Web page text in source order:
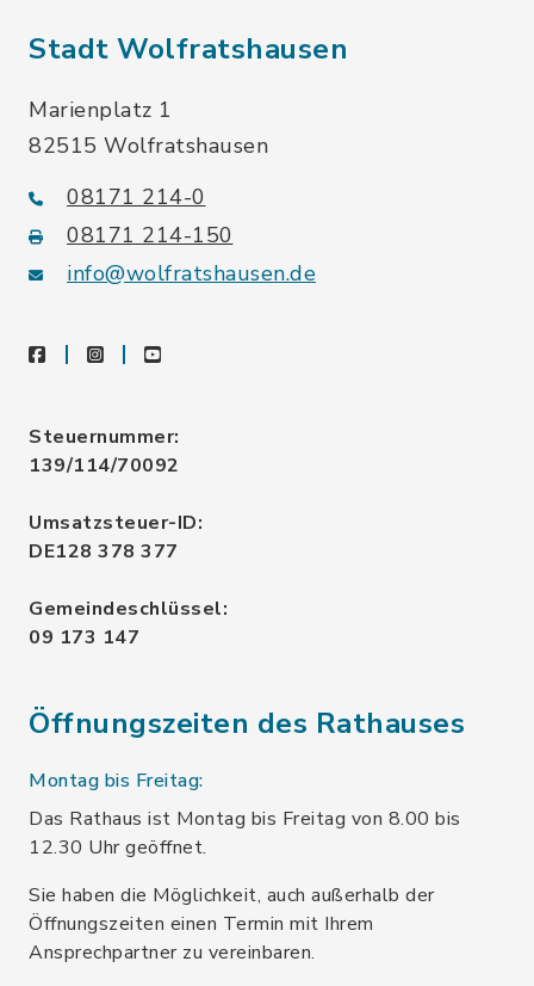
Stadt Wolfratshausen
Marienplatz 1
82515 Wolfratshausen
08171 214-0
08171 214-150
info@wolfratshausen.de
facebookinstagramyoutube
Steuernummer:
139/114/70092
Umsatzsteuer-ID:
DE128 378 377
Gemeindeschlüssel:
09 173 147
Öffnungszeiten des Rathauses
Montag bis Freitag:
Das Rathaus ist Montag bis Freitag von 8.00 bis
12.30 Uhr geöffnet.
Sie haben die Möglichkeit, auch außerhalb der
Öffnungszeiten einen Termin mit Ihrem
Ansprechpartner zu vereinbaren.